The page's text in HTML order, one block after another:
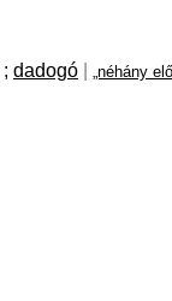
; dadogó „néhány